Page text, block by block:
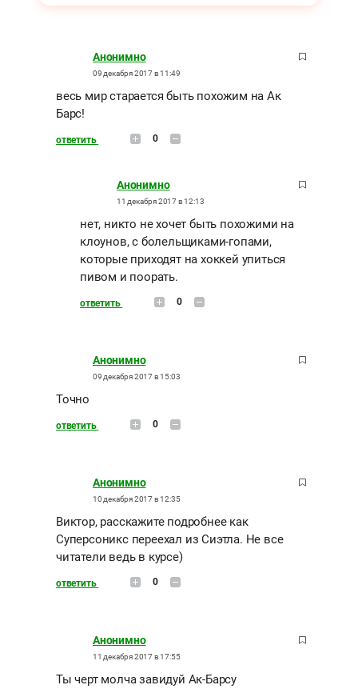
Анонимно
09 декабря 2017 в 11:49
весь мир старается быть похожим на Ак
Барс!
ответить 0
Анонимно
11 декабря 2017 в 12:13
нет, никто не хочет быть похожими на
клоунов, с болельщиками-гопами,
которые приходят на хоккей упиться
пивом и поорать.
ответить 0
Анонимно
09 декабря 2017 в 15:03
Точно
ответить 0
Анонимно
10 декабря 2017 в 12:35
Виктор, расскажите подробнее как
Суперсоникс переехал из Сиэтла. Не все
читатели ведь в курсе)
ответить 0
Анонимно
11 декабря 2017 в 17:55
Ты черт молча завидуй Ак-Барсу